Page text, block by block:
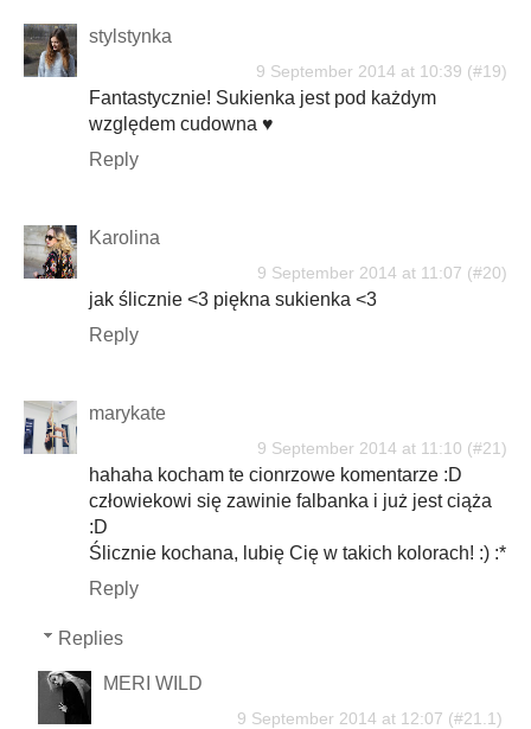
stylstynka
9 September 2014 at 10:39
Fantastycznie! Sukienka jest pod każdym
względem cudowna ♥
Reply
Karolina
9 September 2014 at 11:07
jak ślicznie <3 piękna sukienka <3
Reply
marykate
9 September 2014 at 11:10
hahaha kocham te cionrzowe komentarze :D
człowiekowi się zawinie falbanka i już jest ciąża
:D
Ślicznie kochana, lubię Cię w takich kolorach! :) :*
Reply
Replies
MERI WILD
9 September 2014 at 12:07